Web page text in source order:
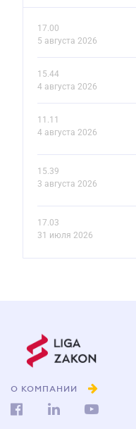
17.00
5 августа 2026
15.44
4 августа 2026
11.11
4 августа 2026
15.39
3 августа 2026
17.03
31 июля 2026
О КОМПАНИИ